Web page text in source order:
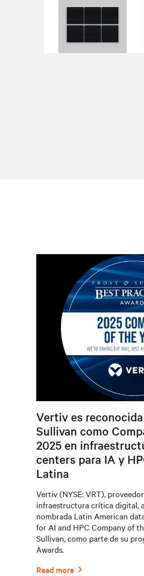
Vertiv es
Sullivan como
2025 en
centers para IA y
Latina
Vertiv (NYSE: VRT),
infraestructura crítica digital,
nombrada Latin American
for AI and HPC Company of
Sullivan, como parte de su
Awards.